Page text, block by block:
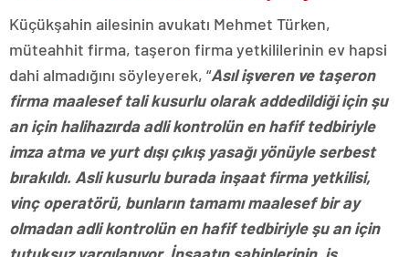
Küçükşahin ailesinin avukatı Mehmet Türken,
müteahhit firma, taşeron firma yetkililerinin ev hapsi
dahi almadığını söyleyerek, “Asıl işveren ve taşeron
firma maalesef tali kusurlu olarak addedildiği için şu
an için halihazırda adli kontrolün en hafif tedbiriyle
imza atma ve yurt dışı çıkış yasağı yönüyle serbest
bırakıldı. Asli kusurlu burada inşaat firma yetkilisi,
vinç operatörü, bunların tamamı maalesef bir ay
olmadan adli kontrolün en hafif tedbiriyle şu an için